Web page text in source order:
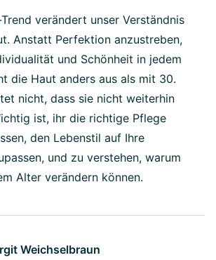
verändert unser Verständnis
Anstatt Perfektion anzustreben,
und Schönheit in jedem
die Haut anders aus als mit 30.
nicht, dass sie nicht weiterhin
ist, ihr die richtige Pflege
den Lebenstil auf Ihre
und zu verstehen, warum
Alter verändern können.
Weichselbraun